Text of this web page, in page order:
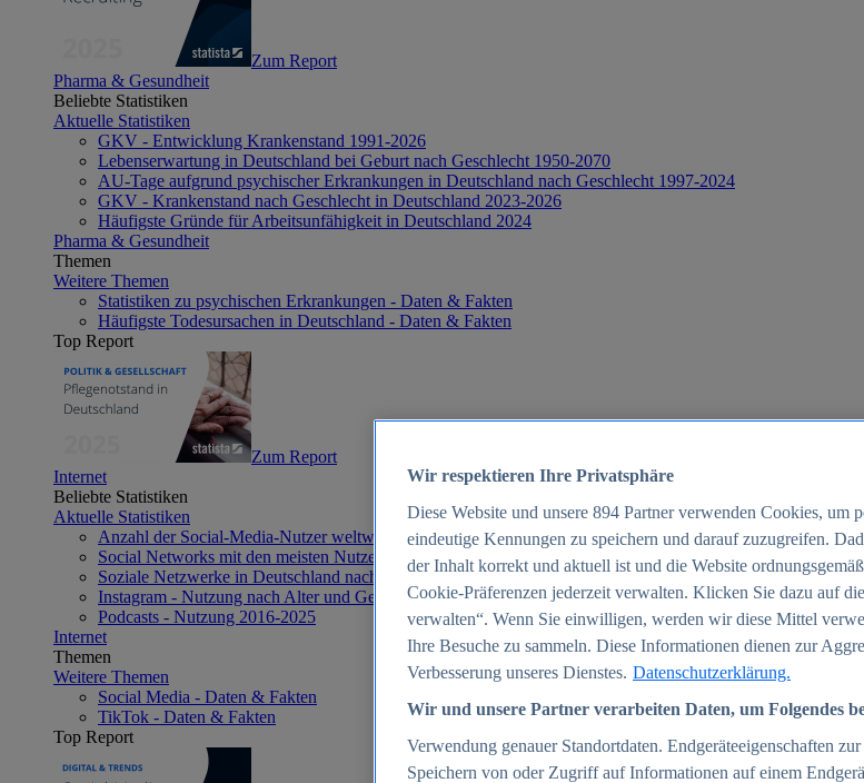
Zum Report
Pharma & Gesundheit
Beliebte Statistiken
Aktuelle Statistiken
GKV - Entwicklung Krankenstand 1991-2026
Lebenserwartung in Deutschland bei Geburt nach Geschlecht 1950-2070
AU-Tage aufgrund psychischer Erkrankungen in Deutschland nach Geschlecht 1997-2024
GKV - Krankenstand nach Geschlecht in Deutschland 2023-2026
Häufigste Gründe für Arbeitsunfähigkeit in Deutschland 2024
Pharma & Gesundheit
Themen
Weitere Themen
Statistiken zu psychischen Erkrankungen - Daten & Fakten
Häufigste Todesursachen in Deutschland - Daten & Fakten
Top Report
Zum Report
Internet
Beliebte Statistiken
Aktuelle Statistiken
Anzahl der Social-Media-Nutzer weltweit 2012-2025
Social Networks mit den meisten Nutzern weltweit 2025
Soziale Netzwerke in Deutschland nach Generationen 2025
Instagram - Nutzung nach Alter und Geschlecht in Deutschland 2025
Podcasts - Nutzung 2016-2025
Internet
Themen
Weitere Themen
Social Media - Daten & Fakten
TikTok - Daten & Fakten
Top Report
Wir respektieren Ihre Privatsphäre
Diese Website und unsere 894 Partner verwenden Cookies, um
eindeutige Kennungen zu speichern und darauf zuzugreifen.
der Inhalt korrekt und aktuell ist und die Website
Cookie-Präferenzen jederzeit verwalten. Klicken Sie dazu auf
verwalten“. Wenn Sie einwilligen, werden wir diese Mittel
Ihre Besuche zu sammeln. Diese Informationen dienen zur
Verbesserung unseres Dienstes. Datenschutzerklärung.
Wir und unsere Partner verarbeiten Daten, um Folgendes
Verwendung genauer Standortdaten. Endgeräteeigenschaften
Speichern von oder Zugriff auf Informationen auf einem